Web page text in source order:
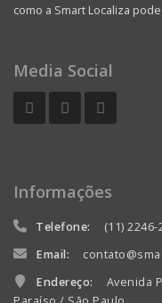
como a Smart Localiza
Media Social
Informações
Telefone:
(11) 2246-
Email:
Endereço:
Avenida